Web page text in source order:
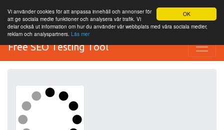
OK
Vi använder cookies för att anpassa innehåll och annonser för
att ge sociala medie funktioner och analysera vår trafik. Vi
delar också ut information om hur du använder vår webbplats med våra sociala medier,
reklam och analyspartners. Läs mer
Free SEO Testing Tool